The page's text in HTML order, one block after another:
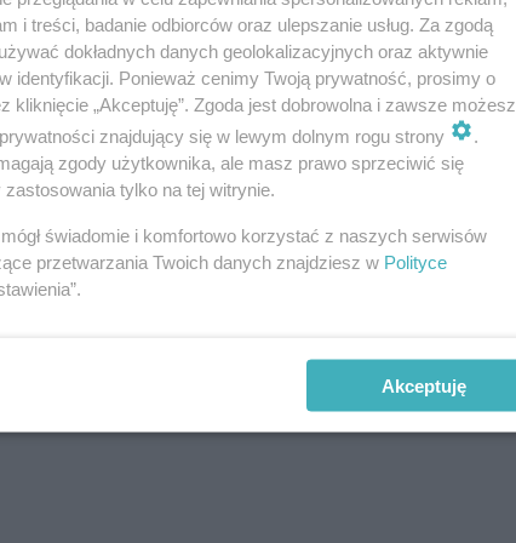
i treści, badanie odbiorców oraz ulepszanie usług. Za zgodą
dokładnych danych geolokalizacyjnych oraz aktywnie
identyfikacji. Ponieważ cenimy Twoją prywatność, prosimy o
kliknięcie „Akceptuję”. Zgoda jest dobrowolna i zawsze możesz
znajdujący się w lewym dolnym rogu strony
.
zgody użytkownika, ale masz prawo sprzeciwić się
tylko na tej witrynie.
świadomie i komfortowo korzystać z naszych serwisów
przetwarzania Twoich danych znajdziesz w Polityce
Akceptuję